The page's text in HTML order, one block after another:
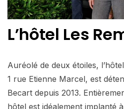
L’hôtel Les
Auréolé de deux étoiles,
1 rue Etienne Marcel, est
Becart depuis 2013.
hôtel est idéalement implanté